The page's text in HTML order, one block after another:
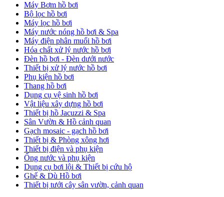
Máy Bơm hồ bơi
Bộ lọc hồ bơi
Máy lọc hồ bơi
Máy nước nóng hồ bơi & Spa
Máy điện phân muối hồ bơi
Hóa chất xử lý nước hồ bơi
Đèn hồ bơi - Đèn dưới nước
Thiết bị xử lý nước hồ bơi
Phụ kiện hồ bơi
Thang hồ bơi
Dụng cụ vệ sinh hồ bơi
Vật liệu xây dựng hồ bơi
Thiết bị hồ Jacuzzi & Spa
Sân Vườn & Hồ cảnh quan
Gạch mosaic - gạch hồ bơi
Thiết bị & Phòng xông hơi
Thiết bị điện và phụ kiện
Ống nước và phụ kiện
Dụng cụ bơi lội & Thiết bị cứu hộ
Ghế & Dù Hồ bơi
Thiết bị tưới cây sân vườn, cảnh quan